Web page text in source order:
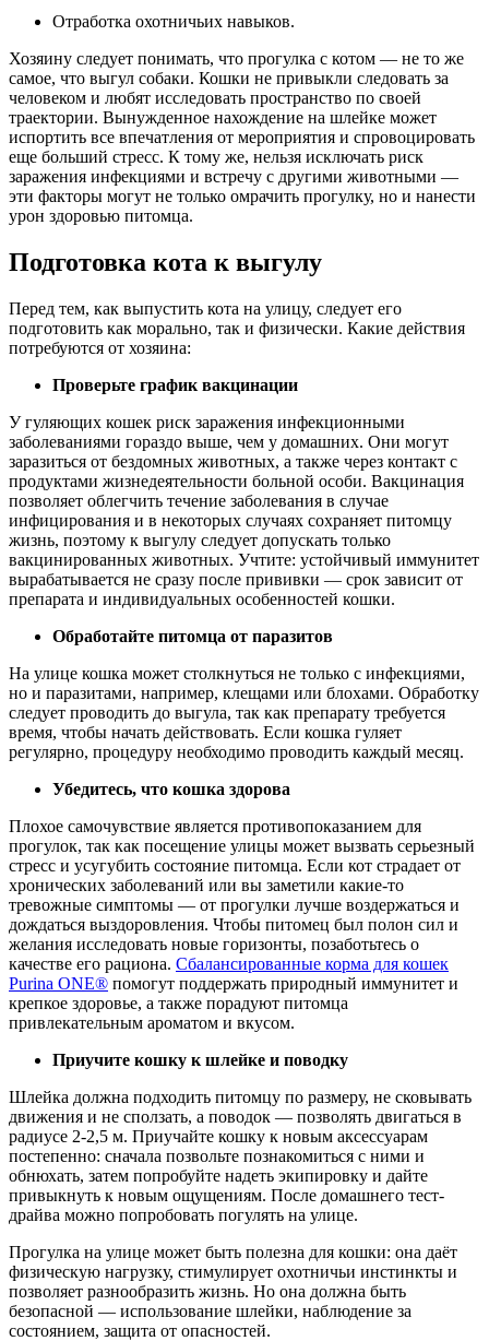
Отработка охотничьих навыков.
Хозяину следует понимать, что прогулка с котом — не то же
самое, что выгул собаки. Кошки не привыкли следовать за
человеком и любят исследовать пространство по своей
траектории. Вынужденное нахождение на шлейке может
испортить все впечатления от мероприятия и спровоцировать
еще больший стресс. К тому же, нельзя исключать риск
заражения инфекциями и встречу с другими животными —
эти факторы могут не только омрачить прогулку, но и нанести
урон здоровью питомца.
Подготовка кота к выгулу
Перед тем, как выпустить кота на улицу, следует его
подготовить как морально, так и физически. Какие действия
потребуются от хозяина:
Проверьте график вакцинации
У гуляющих кошек риск заражения инфекционными
заболеваниями гораздо выше, чем у домашних. Они могут
заразиться от бездомных животных, а также через контакт с
продуктами жизнедеятельности больной особи. Вакцинация
позволяет облегчить течение заболевания в случае
инфицирования и в некоторых случаях сохраняет питомцу
жизнь, поэтому к выгулу следует допускать только
вакцинированных животных. Учтите: устойчивый иммунитет
вырабатывается не сразу после прививки — срок зависит от
препарата и индивидуальных особенностей кошки.
Обработайте питомца от паразитов
На улице кошка может столкнуться не только с инфекциями,
но и паразитами, например, клещами или блохами. Обработку
следует проводить до выгула, так как препарату требуется
время, чтобы начать действовать. Если кошка гуляет
регулярно, процедуру необходимо проводить каждый месяц.
Убедитесь, что кошка здорова
Плохое самочувствие является противопоказанием для
прогулок, так как посещение улицы может вызвать серьезный
стресс и усугубить состояние питомца. Если кот страдает от
хронических заболеваний или вы заметили какие-то
тревожные симптомы — от прогулки лучше воздержаться и
дождаться выздоровления. Чтобы питомец был полон сил и
желания исследовать новые горизонты, позаботьтесь о
качестве его рациона. Сбалансированные корма для кошек
Purina ONE® помогут поддержать природный иммунитет и
крепкое здоровье, а также порадуют питомца
привлекательным ароматом и вкусом.
Приучите кошку к шлейке и поводку
Шлейка должна подходить питомцу по размеру, не сковывать
движения и не сползать, а поводок — позволять двигаться в
радиусе 2-2,5 м. Приучайте кошку к новым аксессуарам
постепенно: сначала позвольте познакомиться с ними и
обнюхать, затем попробуйте надеть экипировку и дайте
привыкнуть к новым ощущениям. После домашнего тест-
драйва можно попробовать погулять на улице.
Прогулка на улице может быть полезна для кошки: она даёт
физическую нагрузку, стимулирует охотничьи инстинкты и
позволяет разнообразить жизнь. Но она должна быть
безопасной — использование шлейки, наблюдение за
состоянием, защита от опасностей.